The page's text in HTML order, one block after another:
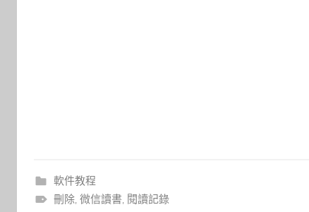
軟件教程
刪除, 微信讀書, 閱讀記錄